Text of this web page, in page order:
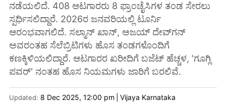
ನಡೆಯಲಿದೆ. 408 ಆಟಗಾರರು 8 ಫ್ರಾಂಚೈಸಿಗಳ ತಂಡ ಸೇರಲು
ಸ್ಪರ್ಧಿಸಲಿದ್ದಾರೆ. 2026ರ ಜನವರಿಯಲ್ಲಿ ಟೂರ್ನಿ
ಆರಂಭವಾಗಲಿದೆ. ಸಲ್ಮಾನ್ ಖಾನ್, ಅಜಯ್ ದೇವ್‌ಗನ್
ಅವರಂತಹ ಸೆಲೆಬ್ರಿಟಿಗಳು ಹೊಸ ತಂಡಗಳೊಂದಿಗೆ
ಕಣಕ್ಕಿಳಿಯಲಿದ್ದಾರೆ. ಆಟಗಾರರ ಖರೀದಿಗೆ ಬಜೆಟ್ ಹೆಚ್ಚಳ, 'ಗೂಗ್ಲಿ
ಪವರ್' ನಂತಹ ಹೊಸ ನಿಯಮಗಳು ಜಾರಿಗೆ ಬರಲಿವೆ.
Updated: 8 Dec 2025, 12:00 pm Vijaya Karnataka